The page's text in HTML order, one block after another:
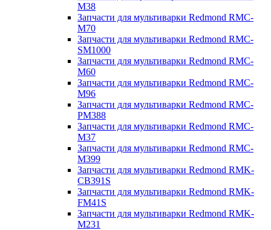
M38
Запчасти для мультиварки Redmond RMC-
M70
Запчасти для мультиварки Redmond RMC-
SM1000
Запчасти для мультиварки Redmond RMC-
M60
Запчасти для мультиварки Redmond RMC-
M96
Запчасти для мультиварки Redmond RMC-
PM388
Запчасти для мультиварки Redmond RMC-
M37
Запчасти для мультиварки Redmond RMC-
M399
Запчасти для мультиварки Redmond RMK-
CB391S
Запчасти для мультиварки Redmond RMK-
FM41S
Запчасти для мультиварки Redmond RMK-
M231